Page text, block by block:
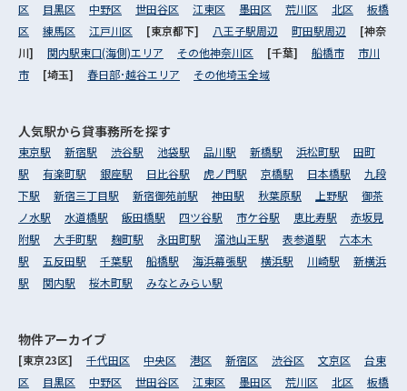
区
目黒区 中野区 世田谷区 江東区 墨田区 荒川区 北区
板橋
区
練馬区 江戸川区 [東京都下] 八王子駅周辺 町田駅周辺
[神奈
川] 関内駅東口(海側)エリア その他神奈川区 [千葉] 船橋市
市川
市
[埼玉] 春日部･越谷エリア その他埼玉全域
人気駅から貸事務所を探す
東京駅 新宿駅 渋谷駅 池袋駅 品川駅 新橋駅 浜松町駅
田町
駅
有楽町駅 銀座駅 日比谷駅 虎ノ門駅 京橋駅 日本橋駅
九段
下駅
新宿三丁目駅 新宿御苑前駅 神田駅 秋葉原駅 上野駅
御茶
ノ水駅
水道橋駅 飯田橋駅 四ツ谷駅 市ケ谷駅 恵比寿駅
赤坂見
附駅
大手町駅 麹町駅 永田町駅 溜池山王駅 表参道駅
六本木
駅
五反田駅 千葉駅 船橋駅 海浜幕張駅 横浜駅 川崎駅
新横浜
駅
関内駅 桜木町駅 みなとみらい駅
物件アーカイブ
[東京23区] 千代田区 中央区 港区 新宿区 渋谷区 文京区
台東
区
目黒区 中野区 世田谷区 江東区 墨田区 荒川区 北区 板橋